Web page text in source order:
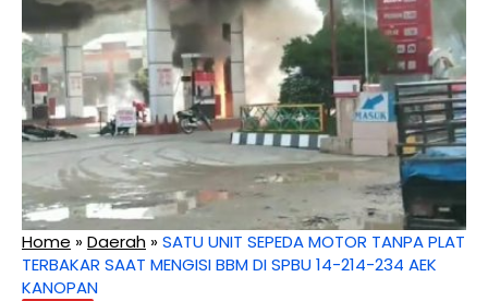
Home »Daerah »SATU UNIT SEPEDA MOTOR TANPA PLAT
TERBAKAR SAAT MENGISI BBM DI SPBU 14-214-234 AEK
KANOPAN